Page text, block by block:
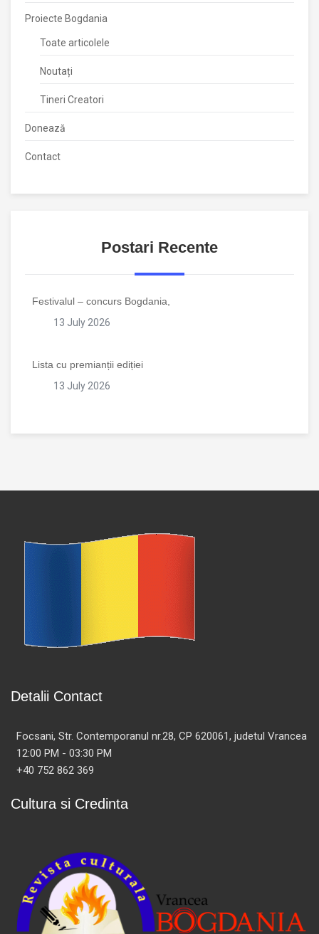
Proiecte Bogdania
Toate articolele
Noutați
Tineri Creatori
Donează
Contact
Postari Recente
Festivalul – concurs Bogdania,
13 July 2026
Lista cu premianții ediției
13 July 2026
Detalii Contact
Focsani, Str. Contemporanul nr.28, CP 620061, judetul Vrancea
12:00 PM - 03:30 PM
+40 752 862 369
Cultura si Credinta